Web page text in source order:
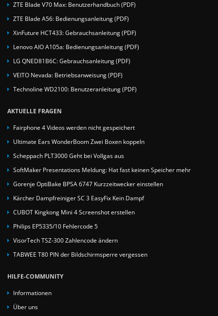
ZTE Blade V70 Max: Benutzerhandbuch (PDF)
ZTE Blade A56: Bedienungsanleitung (PDF)
XinFuture HCT433: Gebrauchsanleitung (PDF)
Lenovo AIO A105a: Bedienungsanleitung (PDF)
LG QNED81B6C: Gebrauchsanleitung (PDF)
VEITO Nevada: Betriebsanweisung (PDF)
Technoline WD2100: Benutzeranleitung (PDF)
AKTUELLE FRAGEN
Fairphone 4 Videos werden nicht gespeichert
Ultimate Ears WonderBoom Zwei Boxen koppeln
Scheppach PLT3000 Geht bei Vollgas aus
SoftMaker Presentations Meldung: Hat fast keinen Speicher mehr
Gorenje OptiBake BPSA 6747 Kurzzeitwecker einstellen
Kärcher Dampfreiniger SC 3 EasyFix Kein Dampf
CUBOT Kingkong Mini 4 Screenshot erstellen
Philips EP5335/10 Fehlercode 5
VisorTech TSZ-300 Zahlencode ändern
TABWEE T80 PIN der Bildschirmsperre vergessen
HILFE-COMMUNITY
Informationen
Über uns